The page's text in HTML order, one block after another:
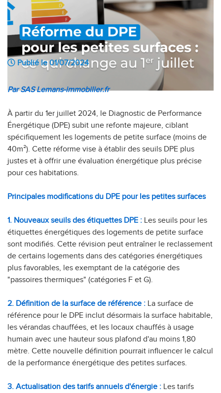
Publié le 01/07/2024
Par SAS Lemans-immobilier.fr
À partir du 1er juillet 2024, le Diagnostic de Performance
Énergétique (DPE) subit une refonte majeure, ciblant
spécifiquement les logements de petite surface (moins de
40m²). Cette réforme vise à établir des seuils DPE plus
justes et à offrir une évaluation énergétique plus précise
pour ces habitations.
Principales modifications du DPE pour les petites surfaces
1. Nouveaux seuils des étiquettes DPE : Les seuils pour les
étiquettes énergétiques des logements de petite surface
sont modifiés. Cette révision peut entraîner le reclassement
de certains logements dans des catégories énergétiques
plus favorables, les exemptant de la catégorie des
"passoires thermiques" (catégories F et G).
2. Définition de la surface de référence : La surface de
référence pour le DPE inclut désormais la surface habitable,
les vérandas chauffées, et les locaux chauffés à usage
humain avec une hauteur sous plafond d'au moins 1,80
mètre. Cette nouvelle définition pourrait influencer le calcul
de la performance énergétique des petites surfaces.
3. Actualisation des tarifs annuels d'énergie : Les tarifs